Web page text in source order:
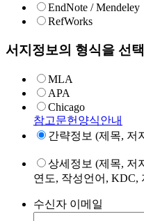
EndNote / Mendeley
RefWorks
서지정보의 형식을 선
MLA
APA
Chicago
참고문헌양식안내
간략정보 (제목, 저
상세정보 (제목, 저
연도, 작성언어, KDC,
수신자 이메일